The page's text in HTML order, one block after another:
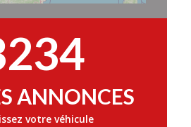
ANNONCES
votre véhicule